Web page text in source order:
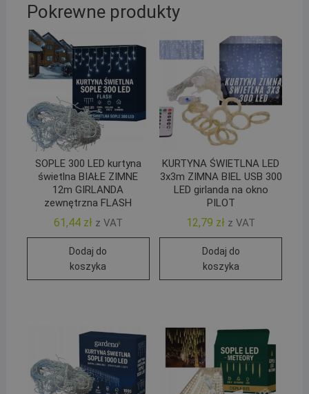
Pokrewne produkty
SOPLE 300 LED kurtyna
świetlna BIAŁE ZIMNE
12m GIRLANDA
zewnętrzna FLASH
61,44 zł z VAT
Dodaj do
koszyka
KURTYNA ŚWIETLNA LED
3x3m ZIMNA BIEL USB 300
LED girlanda na okno
PILOT
12,79 zł z VAT
Dodaj do
koszyka